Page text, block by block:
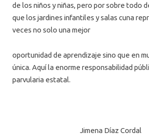
de los niños y niñas, pero por sobre todo
que los jardines infantiles y salas cuna
veces no solo una mejor
oportunidad de aprendizaje sino que en
única. Aquí la enorme responsabilidad
parvularia estatal.
Jimena Díaz Cordal